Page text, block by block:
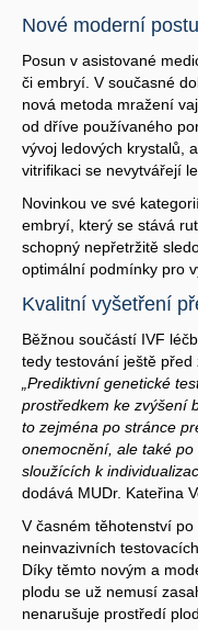
Nové moderní
Posun v asistované
či embryí. V současné
nová metoda mražení
od dříve používaného
vývoj ledových krystalů,
vitrifikaci se nevytvářejí
Novinkou ve své
embryí, který se stává
schopný nepřetržitě
optimální podmínky pro
Kvalitní vyšetření
Běžnou součástí IVF
tedy testování ještě před
„Prediktivní genetické
prostředkem ke zvýšení
to zejména po stránce
onemocnění, ale také
sloužících k
dodává MUDr. Kateřina
V časném těhotenství
neinvazivních
Díky těmto novým a
plodu se už nemusí
nenarušuje prostředí